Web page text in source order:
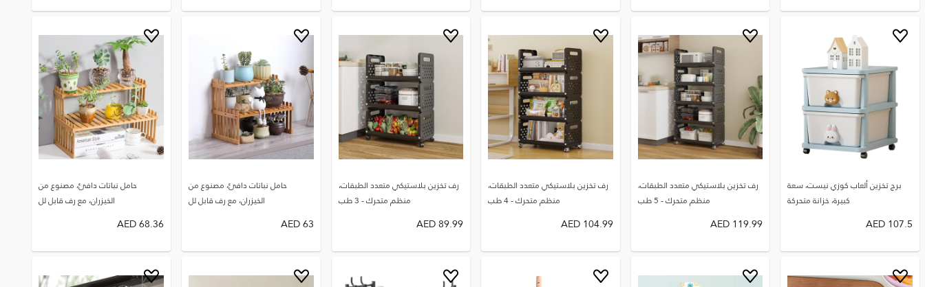
برج تخزين ألعاب كوزي نيست، سعة
كبيرة، خزانة متحركة
107.5
AED
رف تخزين بلاستيكي متعدد الطبقات،
منظم متحرك - 5 طب
119.99
AED
رف تخزين بلاستيكي متعدد الطبقات،
منظم متحرك - 4 طب
104.99
AED
رف تخزين بلاستيكي متعدد الطبقات،
منظم متحرك - 3 طب
89.99
AED
حامل نباتات دافئ، مصنوع من
الخيزران، مع رف قابل لل
63
AED
حامل نباتات دافئ، مصنوع من
الخيزران، مع رف قابل لل
68.36
AED